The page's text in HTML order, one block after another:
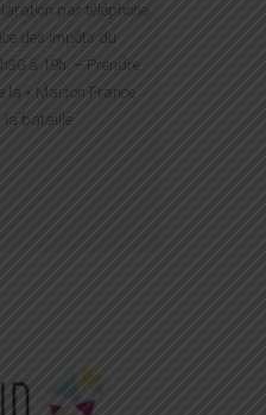
par téléphone
des impôts du
à 19h. – Prendre
la « Maison France
la bataille.…